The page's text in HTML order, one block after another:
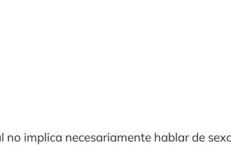
no implica necesariamente hablar de